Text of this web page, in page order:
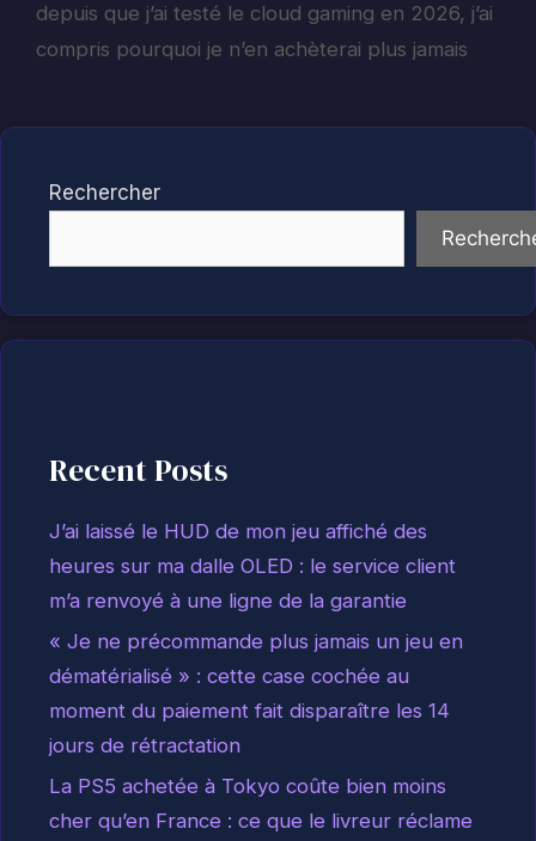
depuis que j’ai testé le cloud gaming en 2026, j’ai
compris pourquoi je n’en achèterai plus jamais
Rechercher
Recent Posts
J’ai laissé le HUD de mon jeu affiché des
heures sur ma dalle OLED : le service client
m’a renvoyé à une ligne de la garantie
« Je ne précommande plus jamais un jeu en
dématérialisé » : cette case cochée au
moment du paiement fait disparaître les 14
jours de rétractation
La PS5 achetée à Tokyo coûte bien moins
cher qu’en France : ce que le livreur réclame